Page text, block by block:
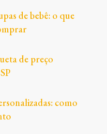
de bebê: o que
de preço
como